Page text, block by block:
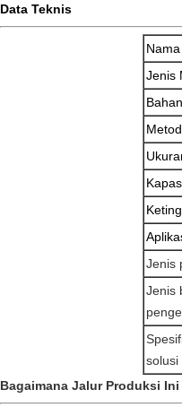
Data Teknis
Jenis
Jenis
Jenis
solusi
Bagaimana Jalur Produksi Ini